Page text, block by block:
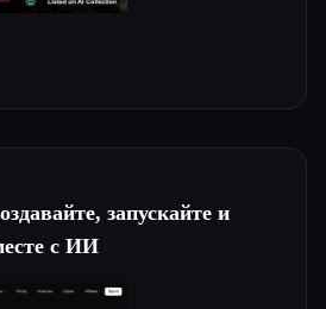
запускайте и
с ИИ